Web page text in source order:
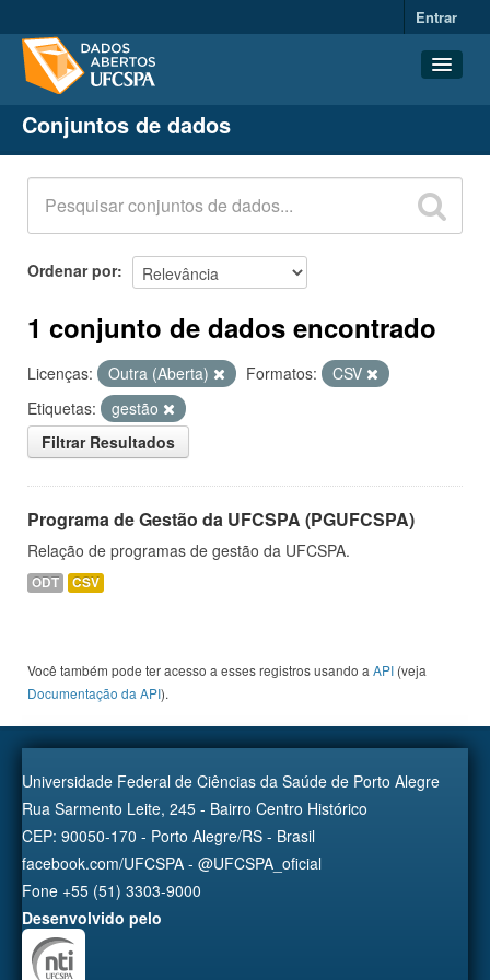
Entrar
Conjuntos de dados
Organizações
Grupos
Sobre
Conjuntos de dados
Ordenar por
1 conjunto de dados encontrado
Licenças: Outra (Aberta) Formatos:
CSV
Etiquetas:
gestão
Filtrar Resultados
Programa de Gestão da UFCSPA (PGUFCSPA)
Relação de programas de gestão da UFCSPA.
ODT CSV
Você também pode ter acesso a esses registros usando a API (veja
Documentação da API).
Universidade Federal de Ciências da Saúde de Porto Alegre
Rua Sarmento Leite, 245 - Bairro Centro Histórico
CEP: 90050-170 - Porto Alegre/RS - Brasil
facebook.com/UFCSPA - @UFCSPA_oficial
Fone +55 (51) 3303-9000
Desenvolvido pelo